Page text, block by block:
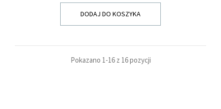
DODAJ DO KOSZYKA
Pokazano 1-16 z 16 pozycji